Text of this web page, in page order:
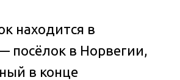
находится в
посёлок в Норвегии,
в конце